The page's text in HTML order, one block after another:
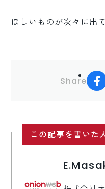
ほしいものが次々に出
Share
この記事を書いた人